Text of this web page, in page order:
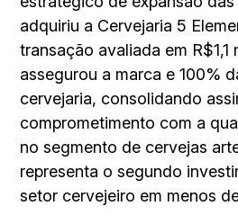
adquiriu a Cervejaria 5
transação avaliada em R$1,1
assegurou a marca e 100%
cervejaria, consolidando
comprometimento com a
no segmento de cervejas
representa o segundo
setor cervejeiro em menos